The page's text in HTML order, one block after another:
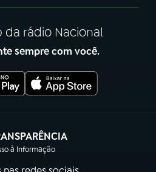
da rádio Nacional
sempre com você.
à Informação
(abre em nova aba)